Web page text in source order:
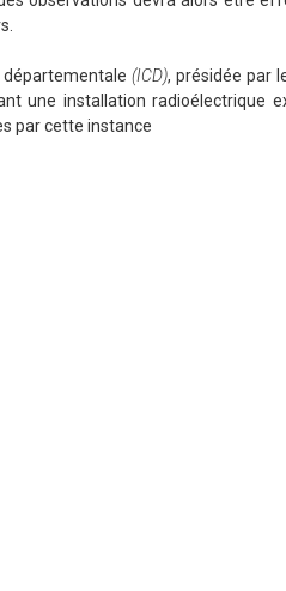
(ICD), présidée par
une installation radioélectrique
par cette instance